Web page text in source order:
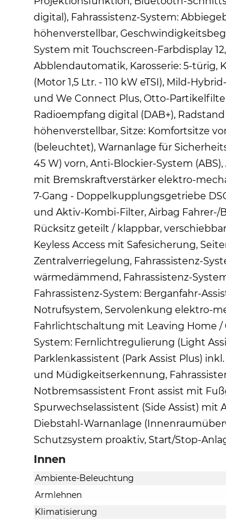
digital), Fahrassistenz-System:
höhenverstellbar,
System mit Touchscreen-Farbdisplay
Abblendautomatik, Karosserie: 5-türig,
(Motor 1,5 Ltr. - 110 kW eTSI), Mild-
und We Connect Plus, Otto-
Radioempfang digital (DAB+),
höhenverstellbar, Sitze: Komfortsitze
(beleuchtet), Warnanlage für
45 W) vorn, Anti-Blockier-System
mit Bremskraftverstärker elektro-
7-Gang - Doppelkupplungsgetriebe
und Aktiv-Kombi-Filter, Airbag Fahrer-/
Rücksitz geteilt / klappbar,
Keyless Access mit Safesicherung,
Zentralverriegelung, Fahrassistenz-
wärmedämmend, Fahrassistenz-
Fahrassistenz-System: Berganfahr-
Notrufsystem, Servolenkung elektro-
Fahrlichtschaltung mit Leaving Home
System: Fernlichtregulierung (Light
Parklenkassistent (Park Assist Plus)
und Müdigkeitserkennung,
Notbremsassistent Front assist mit
Spurwechselassistent (Side Assist)
Diebstahl-Warnanlage
Schutzsystem proaktiv, Start/Stop-
Innen
Ambiente-Beleuchtung
Armlehnen
Klimatisierung